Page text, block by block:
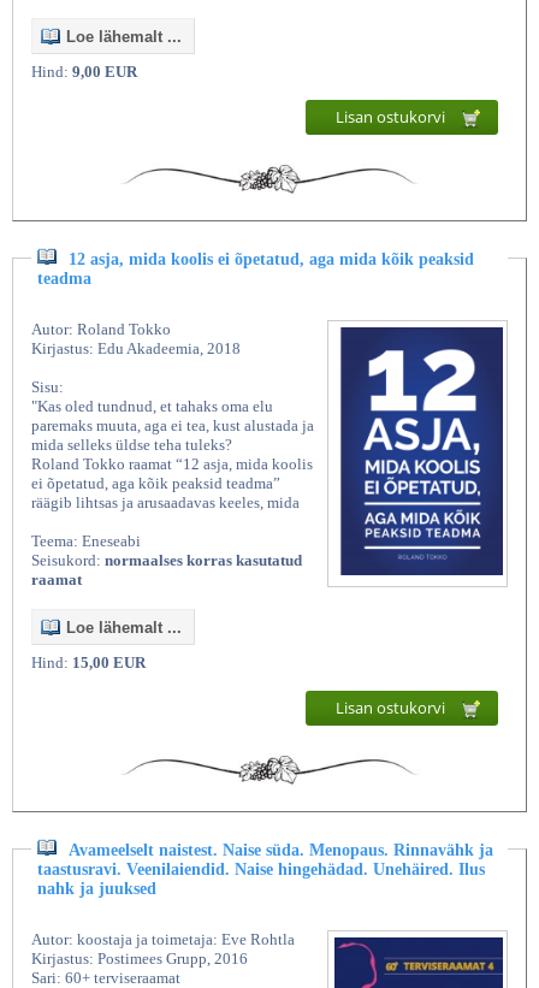
Loe lähemalt ...
Hind: 9,00 EUR
Lisan ostukorvi
12 asja, mida koolis ei õpetatud, aga mida kõik peaksid
teadma
Autor: Roland Tokko
Kirjastus: Edu Akadeemia, 2018
Sisu:
"Kas oled tundnud, et tahaks oma elu
paremaks muuta, aga ei tea, kust alustada ja
mida selleks üldse teha tuleks?
Roland Tokko raamat “12 asja, mida koolis
ei õpetatud, aga kõik peaksid teadma”
räägib lihtsas ja arusaadavas keeles, mida
Teema: Eneseabi
Seisukord: normaalses korras kasutatud
raamat
Loe lähemalt ...
Hind: 15,00 EUR
Lisan ostukorvi
Avameelselt naistest. Naise süda. Menopaus. Rinnavähk ja
taastusravi. Veenilaiendid. Naise hingehädad. Unehäired. Ilus
nahk ja juuksed
Autor: koostaja ja toimetaja: Eve Rohtla
Kirjastus: Postimees Grupp, 2016
Sari: 60+ terviseraamat